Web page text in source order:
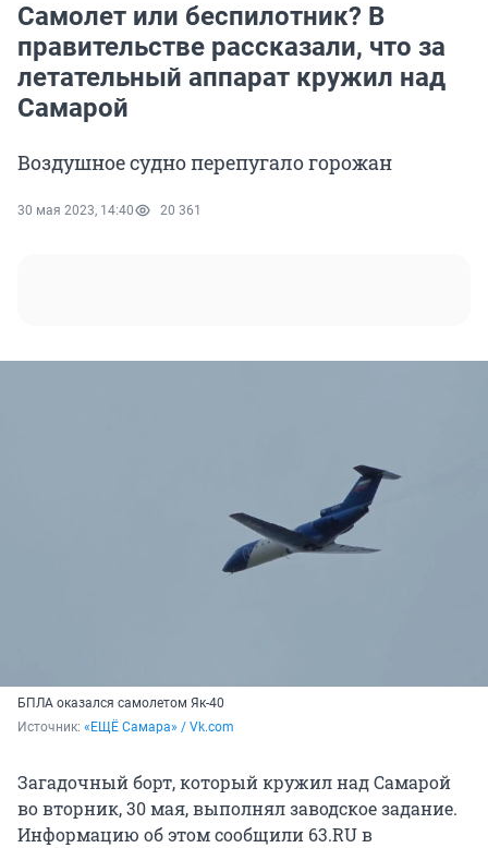
Самолет или беспилотник? В
правительстве рассказали, что за
летательный аппарат кружил над
Самарой
Воздушное судно перепугало горожан
30 мая 2023, 14:40 20 361
БПЛА оказался самолетом Як-40
Источник: «ЕЩЁ Самара» / Vk.com
Загадочный борт, который кружил над Самарой
во вторник, 30 мая, выполнял заводское задание.
Информацию об этом сообщили 63.RU в